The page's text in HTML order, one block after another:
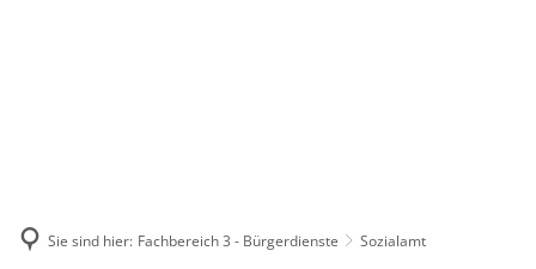
Sie sind hier: Fachbereich 3 - Bürgerdienste Sozialamt